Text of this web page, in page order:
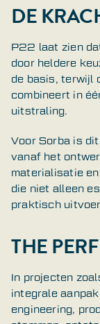
DE
P22 laat zien
door heldere
de basis, terwijl
combineert in
uitstraling.
Voor Sorba is
vanaf het
materialisatie
die niet alleen
praktisch
THE
In projecten
integrale
engineering,